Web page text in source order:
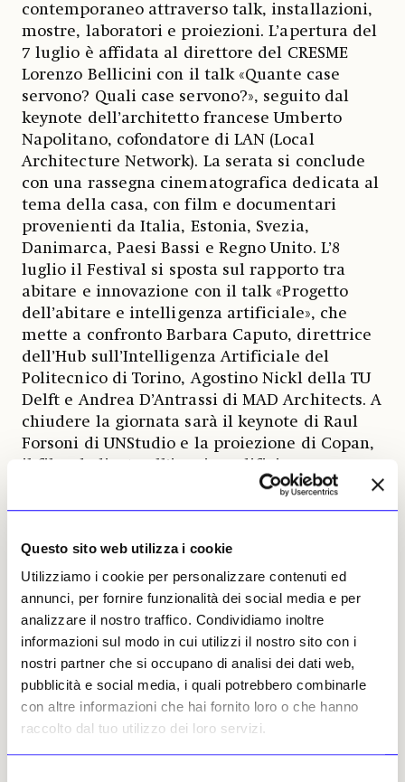
Questo sito web utilizza i cookie
Utilizziamo i cookie per personalizzare contenuti ed
annunci, per fornire funzionalità dei social media e per
analizzare il nostro traffico. Condividiamo inoltre
informazioni sul modo in cui utilizzi il nostro sito con i
nostri partner che si occupano di analisi dei dati web,
pubblicità e social media, i quali potrebbero combinarle
con altre informazioni che hai fornito loro o che hanno
raccolto dal tuo utilizzo dei loro servizi.
contemporaneo attraverso talk, installazioni,
mostre, laboratori e proiezioni. L’apertura del
7 luglio è affidata al direttore del CRESME
Lorenzo Bellicini con il talk «Quante case
servono? Quali case servono?», seguito dal
keynote dell’architetto francese Umberto
Napolitano, cofondatore di LAN (Local
Architecture Network). La serata si conclude
con una rassegna cinematografica dedicata al
tema della casa, con film e documentari
provenienti da Italia, Estonia, Svezia,
Danimarca, Paesi Bassi e Regno Unito. L’8
luglio il Festival si sposta sul rapporto tra
abitare e innovazione con il talk «Progetto
dell’abitare e intelligenza artificiale», che
mette a confronto Barbara Caputo, direttrice
dell’Hub sull’Intelligenza Artificiale del
Politecnico di Torino, Agostino Nickl della TU
Delft e Andrea D’Antrassi di MAD Architects. A
chiudere la giornata sarà il keynote di Raul
Forsoni di UNStudio e la proiezione di Copan,
il film dedicato all’iconico edificio
residenziale progettato da Oscar Niemeyer a
San Paolo. La giornata conclusiva del 9 luglio
dell’abitare. Sul palco si confronteranno Ezio
Micelli, membro dell’Housing Advisory Board
dell’Unione Europea, Michael Obrist del
Politecnico di Vienna e Joan Cambronero
Fernández, responsabile dell’area Urbanistica
e Abitazione del Comune di Barcellona.
L’ultimo keynote è affidato all’architetta
catalana Anna Puigjaner, tra le voci più
interessanti della riflessione contemporanea